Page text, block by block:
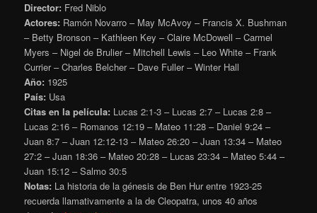
Director: Fred Niblo
Actores: Ramón Novarro – May McAvoy – Francis X. Bushman
– Betty Bronson – Kathleen Key – Claire McDowell – Carmel
Myers – Nigel de Brulier – Mitchell Lewis – Leo White – Frank
Currier – Charles Belcher – Dave Fuller – Winter Hall
Año: 1925
País: Usa
Citas en la película: Lucas 2:1-3 – Lucas 2:7 – Lucas 2:8 –
Lucas 2:16 – Romanos 12:19 – Mateo 11:28 – Daniel 9:24 –
Juan 8:7 – Juan 12:12-13 – Mateo 26:20 – Juan 13:34 – Mateo
27:2 – Juan 18:36 – Mateo 20:28 – Lucas 23:34 – Mateo 5:44 –
Juan 15:12 – Salmo 30:5
Notas: La historia de la génesis de Ben Hur entre 1923-25
recuerda llamativamente a la de Cleopatra, unos 40 años